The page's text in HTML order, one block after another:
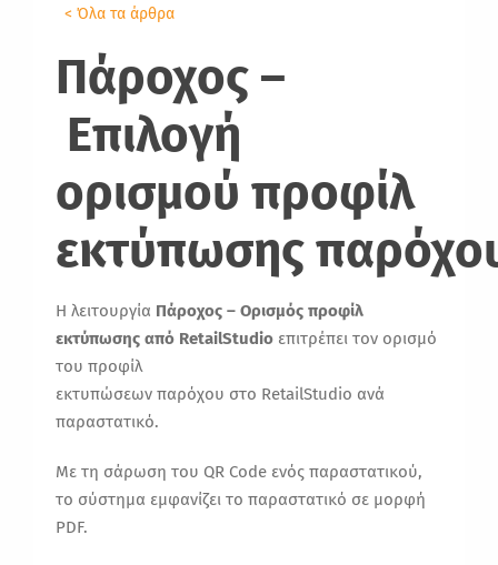
< Όλα τα άρθρα
Πάροχος–
Επιλογή
ορισμού προφίλ
εκτύπωσης
Η λειτουργία Πάροχος – Ορισμός προφίλ
εκτύπωσης από RetailStudioεπιτρέπει τον ορισμό
του προφίλ
εκτυπώσεων παρόχου στο RetailStudio ανά
παραστατικό.
Με τη σάρωση του QR Code ενός παραστατικού,
το σύστημα εμφανίζει το παραστατικό σε μορφή
PDF.